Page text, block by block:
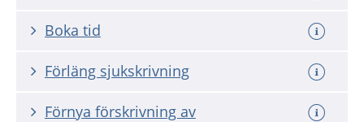
Boka tid
Förläng sjukskrivning
Förnya förskrivning av